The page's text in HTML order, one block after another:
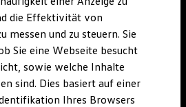
zu Ihrem ID.
und R Experience
die Effektivität von
messen und zu steuern. Sie
Sie eine Webseite besucht
sowie welche Inhalte
sind. Dies basiert auf einer
Ihres Browsers